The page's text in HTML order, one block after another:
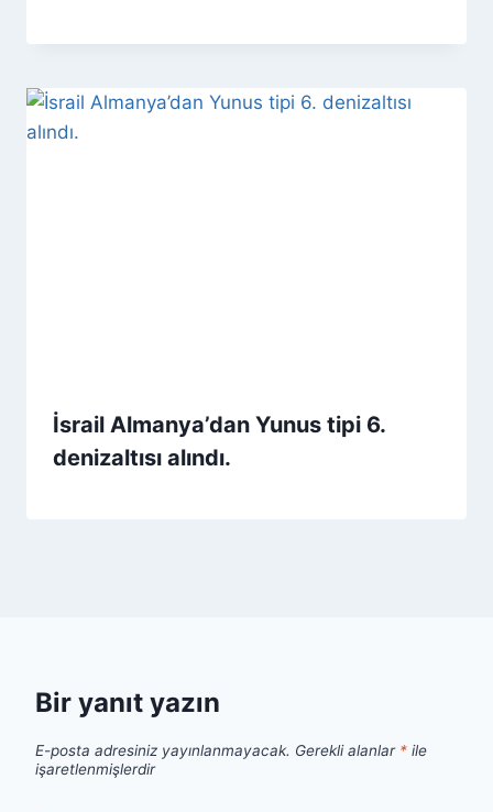
İsrail Almanya’dan Yunus tipi 6.
denizaltısı alındı.
Bir yanıt yazın
E-posta adresiniz yayınlanmayacak. Gerekli alanlar * ile
işaretlenmişlerdir